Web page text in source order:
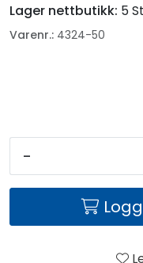
Lager nettbutikk: 5
Varenr.: 4324-50
-